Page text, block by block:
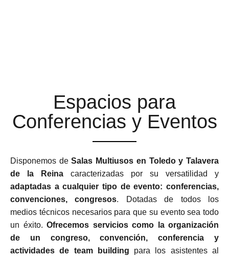
Espacios para
Conferencias y Eventos
Disponemos deSalas Multiusos en Toledo y Talavera
de la Reina caracterizadas por su versatilidad y
adaptadas a cualquier tipo de evento: conferencias,
convenciones, congresos. Dotadas de todos los
medios técnicos necesarios para que su evento sea todo
un éxito. Ofrecemos servicios como la organización
de un congreso, convención, conferencia y
actividades de team building para los asistentes al